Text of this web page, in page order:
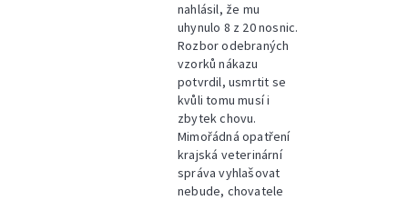
nahlásil, že mu
uhynulo 8 z 20 nosnic.
Rozbor odebraných
vzorků nákazu
potvrdil, usmrtit se
kvůli tomu musí i
zbytek chovu.
Mimořádná opatření
krajská veterinární
správa vyhlašovat
nebude, chovatele